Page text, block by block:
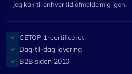
Jeg kan til enhver tid afmelde mig igen.
✓ CETOP 1-certificeret
✓ Dag-til-dag levering
✓ B2B siden 2010